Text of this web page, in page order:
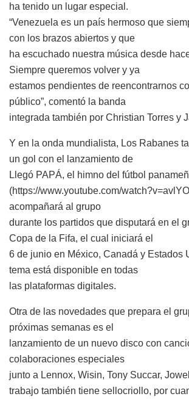
ha tenido un lugar especial.
“Venezuela es un país hermoso que
con los brazos abiertos y que
ha escuchado nuestra música desde
Siempre queremos volver y ya
estamos pendientes de reencontrarnos
público”, comentó la banda
integrada también por Christian Torres y
Y en la onda mundialista, Los Rabanes
un gol con el lanzamiento de
Llegó PAPÁ, el himno del fútbol
(https://www.youtube.com/
acompañará al grupo
durante los partidos que disputará en el
Copa de la Fifa, el cual iniciará el
6 de junio en México, Canadá y Estados
tema está disponible en todas
las plataformas digitales.
Otra de las novedades que prepara el
próximas semanas es el
lanzamiento de un nuevo disco con
colaboraciones especiales
junto a Lennox, Wisin, Tony Succar,
trabajo también tiene sellocriollo, por